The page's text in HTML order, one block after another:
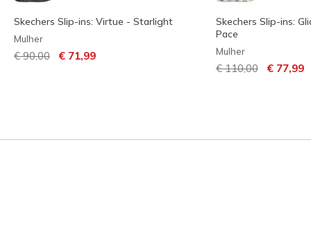
Skechers Slip-ins: Virtue - Starlight
Mulher
Preço com desconto de
€ 90,00 para
€ 71,99
Skechers Slip-ins:
Pace
Mulher
Preço com
€ 110,00para
€ 77,99